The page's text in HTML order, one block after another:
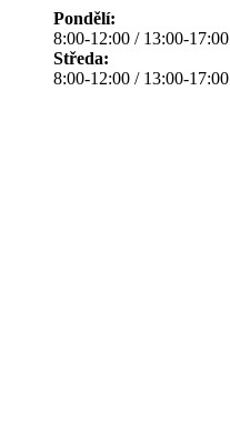
Pondělí:
8:00-12:00 / 13:00-17:00
Středa:
8:00-12:00 / 13:00-17:00